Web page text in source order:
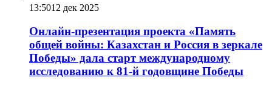
13:5012 дек 2025
Онлайн-презентация проекта «Память
общей войны: Казахстан и Россия в зеркале
Победы» дала старт международному
исследованию к 81-й годовщине Победы